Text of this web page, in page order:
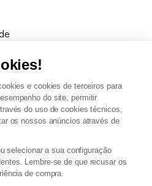
e cookies de terceiros para
do site, permitir
do uso de cookies técnicos,
os nossos anúncios através de
selecionar a sua configuração
Lembre-se de que recusar os
de compra.
de Venda e Aviso Legal
e política de cookies
gerais de venda pro
Acessibilidade